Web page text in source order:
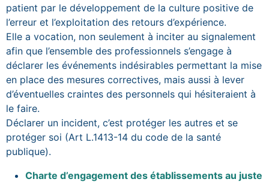
patient par le développement de la culture positive de
l’erreur et l’exploitation des retours d’expérience.
Elle a vocation, non seulement à inciter au signalement
afin que l’ensemble des professionnels s’engage à
déclarer les événements indésirables permettant la mise
en place des mesures correctives, mais aussi à lever
d’éventuelles craintes des personnels qui hésiteraient à
le faire.
Déclarer un incident, c’est protéger les autres et se
protéger soi (Art L.1413-14 du code de la santé
publique).
Charte d’engagement des établissements au juste